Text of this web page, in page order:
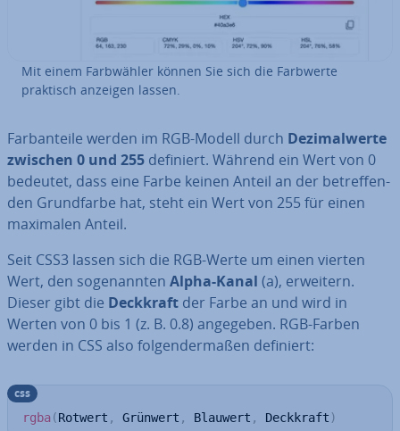
Mit einem Farb­wäh­ler können Sie sich die Farbwerte
praktisch anzeigen lassen.
Farb­an­tei­le werden im RGB-Modell durch De­zi­mal­wer­te
zwischen 0 und 255 definiert. Während ein Wert von 0
bedeutet, dass eine Farbe keinen Anteil an der be­tref­fen­
den Grund­far­be hat, steht ein Wert von 255 für einen
maximalen Anteil.
Seit CSS3 lassen sich die RGB-Werte um einen vierten
Wert, den so­ge­nann­ten Alpha-Kanal (a), erweitern.
Dieser gibt die Deckkraft der Farbe an und wird in
Werten von 0 bis 1 (z. B. 0.8) angegeben. RGB-Farben
werden in CSS also fol­gen­der­ma­ßen definiert:
rgba (Rotwert , Grünwert , Blauwert , Deckkraft )
css